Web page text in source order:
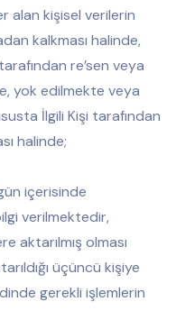
alan kişisel verilerin
kalkması halinde,
re’sen veya
yok edilmekte veya
İlgili Kişi tarafından
halinde;
içerisinde
verilmektedir,
aktarılmış olması
üçüncü kişiye
gerekli işlemlerin